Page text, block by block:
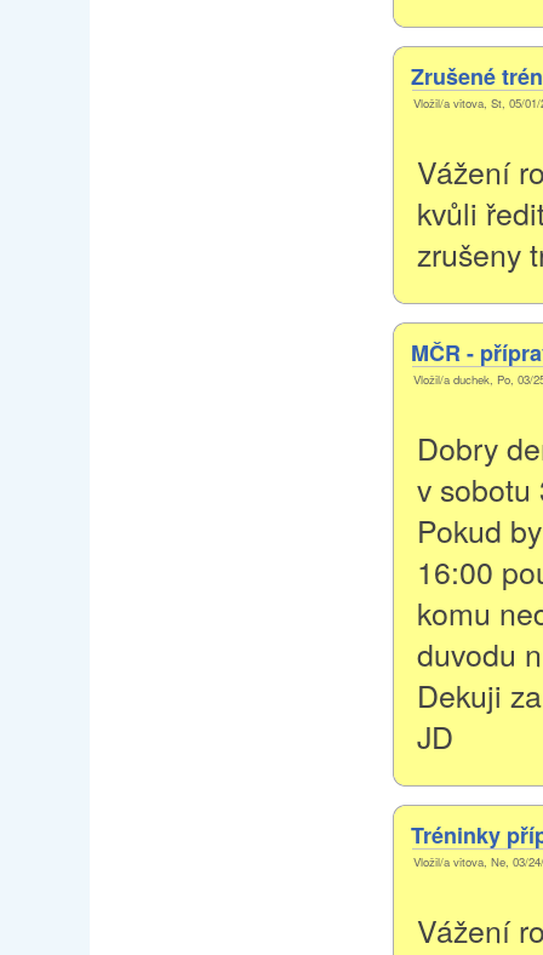
Zrušené
Vložil/a vitova, St, 05/
Vážení
kvůli
zrušeny
MČR -
Vložil/a duchek, Po, 03/
Dobry
v sobotu
Pokud
16:00
komu
duvodu
Dekuji
JD
Tréninky
Vložil/a vitova, Ne, 03/
Vážení